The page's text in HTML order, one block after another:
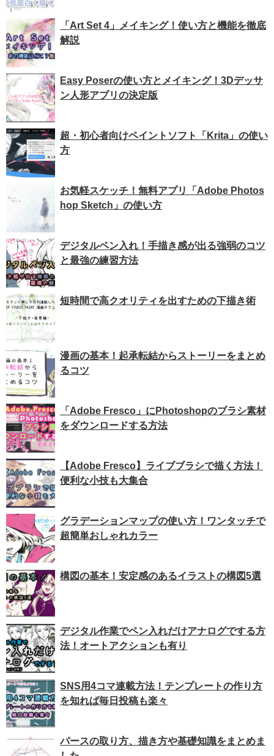
「Art Set 4」メイキング！使い方と機能を徹底
解説
Easy Poserの使い方とメイキング！3Dデッサ
ン人形アプリの決定版
超・初心者向けペイントソフト「Krita」の使い
方
お気軽スケッチ！無料アプリ「Adobe Photos
hop Sketch」の使い方
デジタルペン入れ！手描き感が出る強弱のコツ
と最強の練習方法
短時間で高クオリティを出すための下描き術
漫画の基本！起承転結からストーリーをまとめ
るコツ
「Adobe Fresco」にPhotoshopのブラシ素材
をダウンロードする方法
【Adobe Fresco】ライブブラシで描く方法！
便利な小技も大集合
グラデーションマップの使い方！ワンタッチで
超簡単おしゃれカラー
構図の基本！安定感のあるイラストの構図5選
デジタル作業でペン入れだけアナログでする方
法！オートアクションも有り
SNS用4コマ連載方法！テンプレートの作り方
を知れば毎日投稿も楽々
パースの取り方、描き方や基礎知識をまとめま